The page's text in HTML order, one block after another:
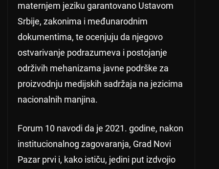
maternjem jeziku garantovano Ustavom
Srbije, zakonima i međunarodnim
dokumentima, te ocenjuju da njegovo
ostvarivanje podrazumeva i postojanje
održivih mehanizama javne podrške za
proizvodnju medijskih sadržaja na jezicima
nacionalnih manjina.
Forum 10 navodi da je 2021. godine, nakon
institucionalnog zagovaranja, Grad Novi
Pazar prvi i, kako ističu, jedini put izdvojio